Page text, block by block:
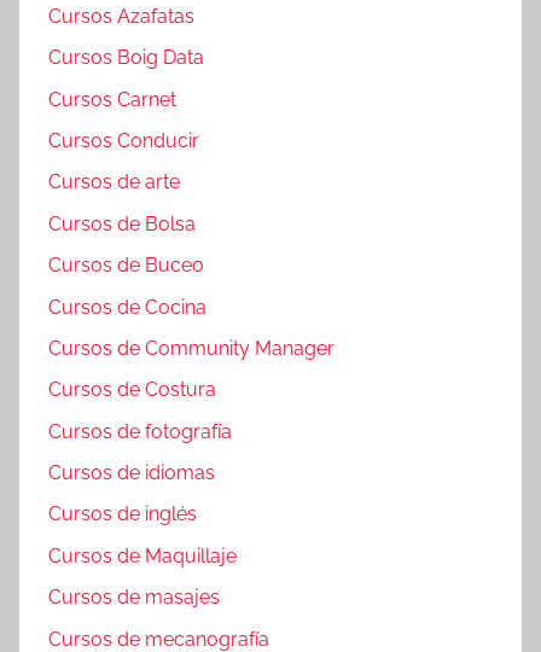
Cursos Azafatas
Cursos Boig Data
Cursos Carnet
Cursos Conducir
Cursos de arte
Cursos de Bolsa
Cursos de Buceo
Cursos de Cocina
Cursos de Community Manager
Cursos de Costura
Cursos de fotografía
Cursos de idiomas
Cursos de inglés
Cursos de Maquillaje
Cursos de masajes
Cursos de mecanografía